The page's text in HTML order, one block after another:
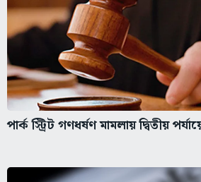
পার্ক স্ট্রিট গণধর্ষণ মামলায় দ্বিতীয়